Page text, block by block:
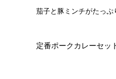
茄子と豚ミンチがたっぷ
定番ポークカレーセ